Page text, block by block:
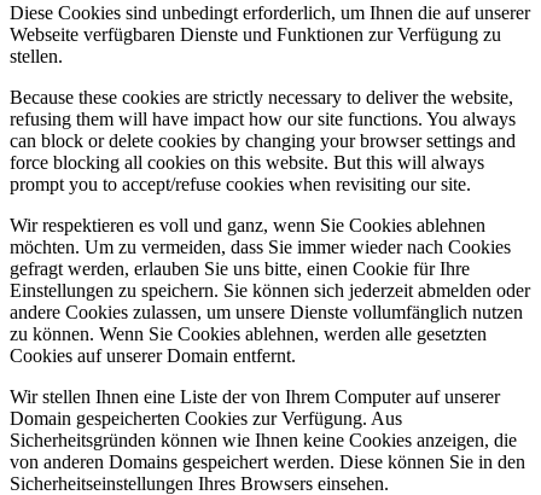
Diese Cookies sind unbedingt erforderlich, um Ihnen die auf unserer
Webseite verfügbaren Dienste und Funktionen zur Verfügung zu
stellen.
Because these cookies are strictly necessary to deliver the website,
refusing them will have impact how our site functions. You always
can block or delete cookies by changing your browser settings and
force blocking all cookies on this website. But this will always
prompt you to accept/refuse cookies when revisiting our site.
Wir respektieren es voll und ganz, wenn Sie Cookies ablehnen
möchten. Um zu vermeiden, dass Sie immer wieder nach Cookies
gefragt werden, erlauben Sie uns bitte, einen Cookie für Ihre
Einstellungen zu speichern. Sie können sich jederzeit abmelden oder
andere Cookies zulassen, um unsere Dienste vollumfänglich nutzen
zu können. Wenn Sie Cookies ablehnen, werden alle gesetzten
Cookies auf unserer Domain entfernt.
Wir stellen Ihnen eine Liste der von Ihrem Computer auf unserer
Domain gespeicherten Cookies zur Verfügung. Aus
Sicherheitsgründen können wie Ihnen keine Cookies anzeigen, die
von anderen Domains gespeichert werden. Diese können Sie in den
Sicherheitseinstellungen Ihres Browsers einsehen.